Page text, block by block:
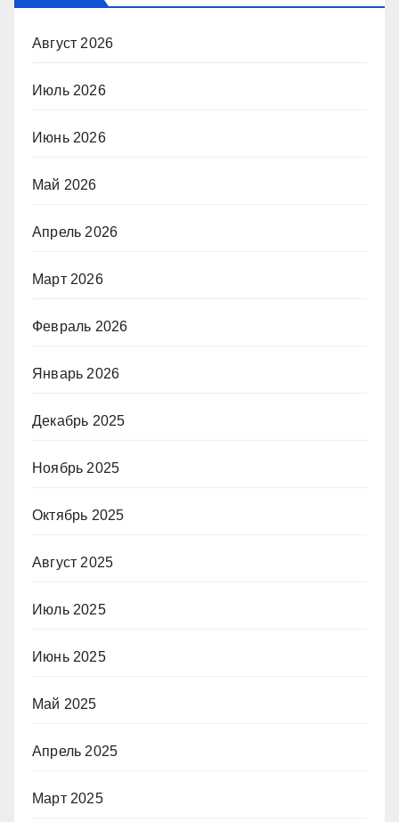
Август 2026
Июль 2026
Июнь 2026
Май 2026
Апрель 2026
Март 2026
Февраль 2026
Январь 2026
Декабрь 2025
Ноябрь 2025
Октябрь 2025
Август 2025
Июль 2025
Июнь 2025
Май 2025
Апрель 2025
Март 2025